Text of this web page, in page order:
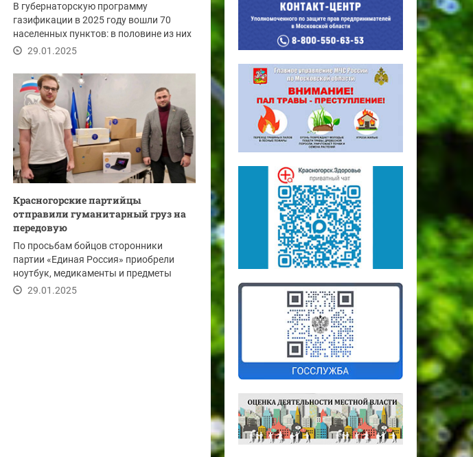
В губернаторскую программу
газификации в 2025 году вошли 70
населенных пунктов: в половине из них
Мособлгаз уже начал...
29.01.2025
Красногорские партийцы
отправили гуманитарный груз на
передовую
По просьбам бойцов сторонники
партии «Единая Россия» приобрели
ноутбук, медикаменты и предметы
первой необходимости.
29.01.2025